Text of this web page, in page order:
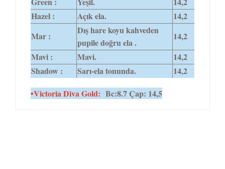
Hazel :
Açık ela.
14,2
Mar :
Dış hare koyu kahveden
pupile doğru ela .
14,2
Mavi :
Mavi.
14,2
Shadow :
Sarı-ela tonunda.
14,2
•Victoria Diva Gold: Bc:8.7 Çap: 14,5